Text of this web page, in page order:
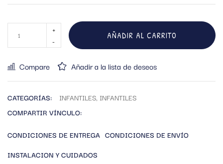
AÑADIR AL CARRITO
Compare Añadir a la lista de deseos
CATEGORÍAS: INFANTILES, INFANTILES
COMPARTIR VÍNCULO:
CONDICIONES DE ENTREGA CONDICIONES DE ENVÍO
INSTALACION Y CUIDADOS